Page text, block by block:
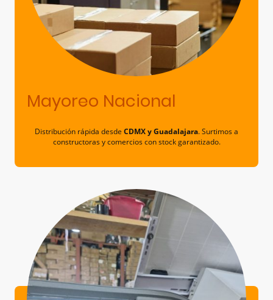
Mayoreo Nacional
Distribución rápida desde CDMX y Guadalajara. Surtimos a
constructoras y comercios con stock garantizado.